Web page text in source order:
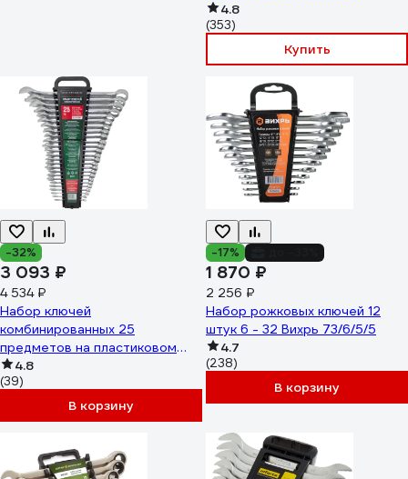
4.8
(353)
Купить
-32%
3 093 ₽
4 534 ₽
Набор ключей
комбинированных 25
предметов на пластиковом
держателе Rockforce RF-
5261MP(50704)
4.8
(39)
В корзину
-17%
1 870 ₽
2 256 ₽
Набор рожковых ключей 12
штук 6 - 32 Вихрь 73/6/5/5
4.7
(238)
В корзину